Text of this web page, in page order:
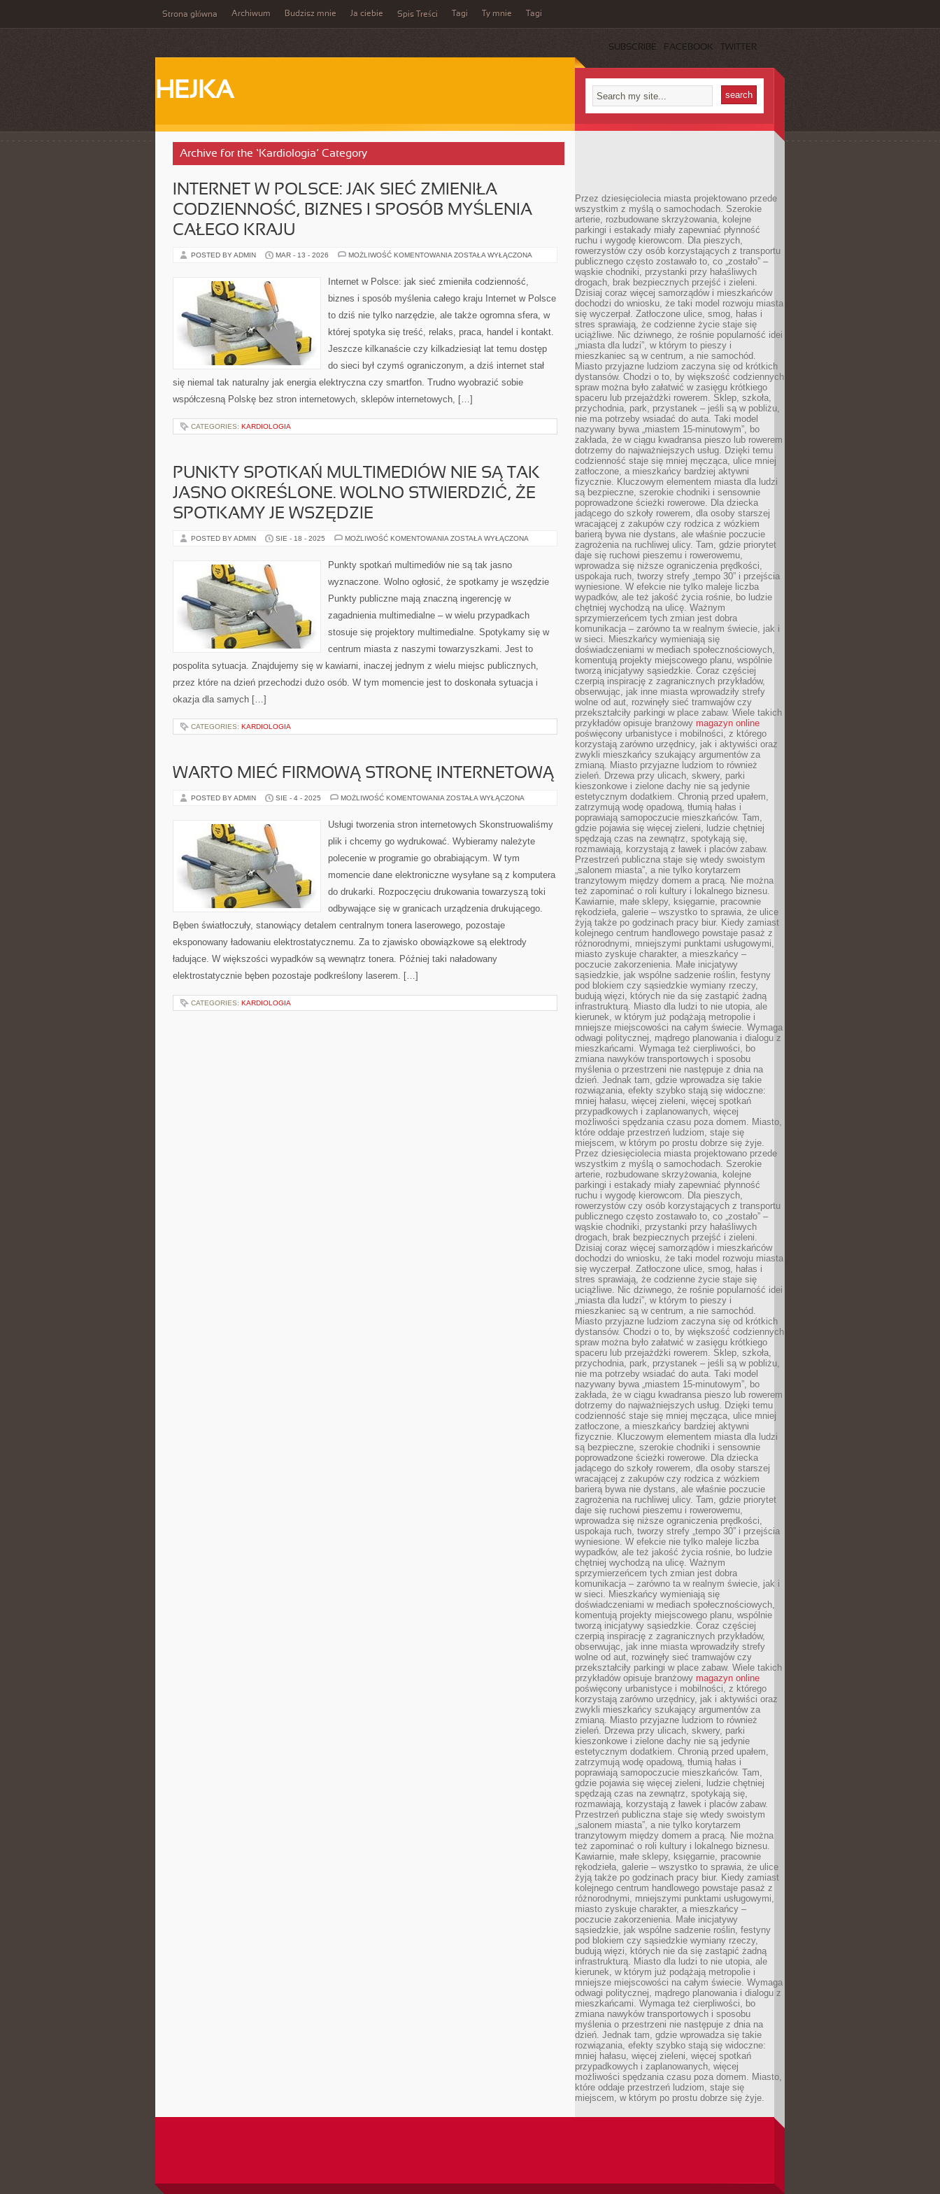
Strona główna Archiwum Budzisz mnie Ja ciebie Spis Treści Tagi Ty mnie Tagi
SUBSCRIBE FACEBOOK TWITTER
HEJKA
Archive for the ‘Kardiologia’ Category
INTERNET W POLSCE: JAK SIEĆ ZMIENIŁA
CODZIENNOŚĆ, BIZNES I SPOSÓB MYŚLENIA
CAŁEGO KRAJU
POSTED BY ADMIN MAR - 13 - 2026 MOŻLIWOŚĆ KOMENTOWANIA INTERNET
JAK
SIEĆ
CODZIENNOŚĆ,
I
MYŚLENIA
CAŁEGO
KRAJU
ZOSTAŁA WYŁĄCZONA
Internet w Polsce: jak sieć zmieniła codzienność,
biznes i sposób myślenia całego kraju Internet w Polsce
to dziś nie tylko narzędzie, ale także ogromna sfera, w
której spotyka się treść, relaks, praca, handel i kontakt.
Jeszcze kilkanaście czy kilkadziesiąt lat temu dostęp
do sieci był czymś ograniczonym, a dziś internet stał
się niemal tak naturalny jak energia elektryczna czy smartfon. Trudno wyobrazić sobie
współczesną Polskę bez stron internetowych, sklepów internetowych, […]
CATEGORIES: KARDIOLOGIA
PUNKTY SPOTKAŃ MULTIMEDIÓW NIE SĄ TAK
JASNO OKREŚLONE. WOLNO STWIERDZIĆ, ŻE
SPOTKAMY JE WSZĘDZIE
POSTED BY ADMIN SIE - 18 - 2025 MOŻLIWOŚĆ KOMENTOWANIA PUNKTY
NIE
SĄ
JASNO
WOLNO
ŻE
SPOTKAMY
JE
WSZĘDZIE
ZOSTAŁA WYŁĄCZONA
Punkty spotkań multimediów nie są tak jasno
wyznaczone. Wolno ogłosić, że spotkamy je wszędzie
Punkty publiczne mają znaczną ingerencję w
zagadnienia multimedialne – w wielu przypadkach
stosuje się projektory multimedialne. Spotykamy się w
centrum miasta z naszymi towarzyszkami. Jest to
pospolita sytuacja. Znajdujemy się w kawiarni, inaczej jednym z wielu miejsc publicznych,
przez które na dzień przechodzi dużo osób. W tym momencie jest to doskonała sytuacja i
okazja dla samych […]
CATEGORIES: KARDIOLOGIA
WARTO MIEĆ FIRMOWĄ STRONĘ INTERNETOWĄ
POSTED BY ADMIN SIE - 4 - 2025 MOŻLIWOŚĆ KOMENTOWANIA WARTO
STRONĘ
INTERNETOWĄ
ZOSTAŁA WYŁĄCZONA
Usługi tworzenia stron internetowych Skonstruowaliśmy
plik i chcemy go wydrukować. Wybieramy należyte
polecenie w programie go obrabiającym. W tym
momencie dane elektroniczne wysyłane są z komputera
do drukarki. Rozpoczęciu drukowania towarzyszą toki
odbywające się w granicach urządzenia drukującego.
Bęben światłoczuły, stanowiący detalem centralnym tonera laserowego, pozostaje
eksponowany ładowaniu elektrostatycznemu. Za to zjawisko obowiązkowe są elektrody
ładujące. W większości wypadków są wewnątrz tonera. Później taki naładowany
elektrostatycznie bęben pozostaje podkreślony laserem. […]
CATEGORIES: KARDIOLOGIA
Przez dziesięciolecia miasta projektowano przede
wszystkim z myślą o samochodach. Szerokie
arterie, rozbudowane skrzyżowania, kolejne
parkingi i estakady miały zapewniać płynność
ruchu i wygodę kierowcom. Dla pieszych,
rowerzystów czy osób korzystających z transportu
publicznego często zostawało to, co „zostało” –
wąskie chodniki, przystanki przy hałaśliwych
drogach, brak bezpiecznych przejść i zieleni.
Dzisiaj coraz więcej samorządów i mieszkańców
dochodzi do wniosku, że taki model rozwoju miasta
się wyczerpał. Zatłoczone ulice, smog, hałas i
stres sprawiają, że codzienne życie staje się
uciążliwe. Nic dziwnego, że rośnie popularność idei
„miasta dla ludzi”, w którym to pieszy i
mieszkaniec są w centrum, a nie samochód.
Miasto przyjazne ludziom zaczyna się od krótkich
dystansów. Chodzi o to, by większość codziennych
spraw można było załatwić w zasięgu krótkiego
spaceru lub przejażdżki rowerem. Sklep, szkoła,
przychodnia, park, przystanek – jeśli są w pobliżu,
nie ma potrzeby wsiadać do auta. Taki model
nazywany bywa „miastem 15-minutowym”, bo
zakłada, że w ciągu kwadransa pieszo lub rowerem
dotrzemy do najważniejszych usług. Dzięki temu
codzienność staje się mniej męcząca, ulice mniej
zatłoczone, a mieszkańcy bardziej aktywni
fizycznie. Kluczowym elementem miasta dla ludzi
są bezpieczne, szerokie chodniki i sensownie
poprowadzone ścieżki rowerowe. Dla dziecka
jadącego do szkoły rowerem, dla osoby starszej
wracającej z zakupów czy rodzica z wózkiem
barierą bywa nie dystans, ale właśnie poczucie
zagrożenia na ruchliwej ulicy. Tam, gdzie priorytet
daje się ruchowi pieszemu i rowerowemu,
wprowadza się niższe ograniczenia prędkości,
uspokaja ruch, tworzy strefy „tempo 30” i przejścia
wyniesione. W efekcie nie tylko maleje liczba
wypadków, ale też jakość życia rośnie, bo ludzie
chętniej wychodzą na ulicę. Ważnym
sprzymierzeńcem tych zmian jest dobra
komunikacja – zarówno ta w realnym świecie, jak i
w sieci. Mieszkańcy wymieniają się
doświadczeniami w mediach społecznościowych,
komentują projekty miejscowego planu, wspólnie
tworzą inicjatywy sąsiedzkie. Coraz częściej
czerpią inspirację z zagranicznych przykładów,
obserwując, jak inne miasta wprowadziły strefy
wolne od aut, rozwinęły sieć tramwajów czy
przekształciły parkingi w place zabaw. Wiele takich
przykładów opisuje branżowy magazyn online
poświęcony urbanistyce i mobilności, z którego
korzystają zarówno urzędnicy, jak i aktywiści oraz
zwykli mieszkańcy szukający argumentów za
zmianą. Miasto przyjazne ludziom to również
zieleń. Drzewa przy ulicach, skwery, parki
kieszonkowe i zielone dachy nie są jedynie
estetycznym dodatkiem. Chronią przed upałem,
zatrzymują wodę opadową, tłumią hałas i
poprawiają samopoczucie mieszkańców. Tam,
gdzie pojawia się więcej zieleni, ludzie chętniej
spędzają czas na zewnątrz, spotykają się,
rozmawiają, korzystają z ławek i placów zabaw.
Przestrzeń publiczna staje się wtedy swoistym
„salonem miasta”, a nie tylko korytarzem
tranzytowym między domem a pracą. Nie można
też zapominać o roli kultury i lokalnego biznesu.
Kawiarnie, małe sklepy, księgarnie, pracownie
rękodzieła, galerie – wszystko to sprawia, że ulice
żyją także po godzinach pracy biur. Kiedy zamiast
kolejnego centrum handlowego powstaje pasaż z
różnorodnymi, mniejszymi punktami usługowymi,
miasto zyskuje charakter, a mieszkańcy –
poczucie zakorzenienia. Małe inicjatywy
sąsiedzkie, jak wspólne sadzenie roślin, festyny
pod blokiem czy sąsiedzkie wymiany rzeczy,
budują więzi, których nie da się zastąpić żadną
infrastrukturą. Miasto dla ludzi to nie utopia, ale
kierunek, w którym już podążają metropolie i
mniejsze miejscowości na całym świecie. Wymaga
odwagi politycznej, mądrego planowania i dialogu z
mieszkańcami. Wymaga też cierpliwości, bo
zmiana nawyków transportowych i sposobu
myślenia o przestrzeni nie następuje z dnia na
dzień. Jednak tam, gdzie wprowadza się takie
rozwiązania, efekty szybko stają się widoczne:
mniej hałasu, więcej zieleni, więcej spotkań
przypadkowych i zaplanowanych, więcej
możliwości spędzania czasu poza domem. Miasto,
które oddaje przestrzeń ludziom, staje się
miejscem, w którym po prostu dobrze się żyje.
Przez dziesięciolecia miasta projektowano przede
wszystkim z myślą o samochodach. Szerokie
arterie, rozbudowane skrzyżowania, kolejne
parkingi i estakady miały zapewniać płynność
ruchu i wygodę kierowcom. Dla pieszych,
rowerzystów czy osób korzystających z transportu
publicznego często zostawało to, co „zostało” –
wąskie chodniki, przystanki przy hałaśliwych
drogach, brak bezpiecznych przejść i zieleni.
Dzisiaj coraz więcej samorządów i mieszkańców
dochodzi do wniosku, że taki model rozwoju miasta
się wyczerpał. Zatłoczone ulice, smog, hałas i
stres sprawiają, że codzienne życie staje się
uciążliwe. Nic dziwnego, że rośnie popularność idei
„miasta dla ludzi”, w którym to pieszy i
mieszkaniec są w centrum, a nie samochód.
Miasto przyjazne ludziom zaczyna się od krótkich
dystansów. Chodzi o to, by większość codziennych
spraw można było załatwić w zasięgu krótkiego
spaceru lub przejażdżki rowerem. Sklep, szkoła,
przychodnia, park, przystanek – jeśli są w pobliżu,
nie ma potrzeby wsiadać do auta. Taki model
nazywany bywa „miastem 15-minutowym”, bo
zakłada, że w ciągu kwadransa pieszo lub rowerem
dotrzemy do najważniejszych usług. Dzięki temu
codzienność staje się mniej męcząca, ulice mniej
zatłoczone, a mieszkańcy bardziej aktywni
fizycznie. Kluczowym elementem miasta dla ludzi
są bezpieczne, szerokie chodniki i sensownie
poprowadzone ścieżki rowerowe. Dla dziecka
jadącego do szkoły rowerem, dla osoby starszej
wracającej z zakupów czy rodzica z wózkiem
barierą bywa nie dystans, ale właśnie poczucie
zagrożenia na ruchliwej ulicy. Tam, gdzie priorytet
daje się ruchowi pieszemu i rowerowemu,
wprowadza się niższe ograniczenia prędkości,
uspokaja ruch, tworzy strefy „tempo 30” i przejścia
wyniesione. W efekcie nie tylko maleje liczba
wypadków, ale też jakość życia rośnie, bo ludzie
chętniej wychodzą na ulicę. Ważnym
sprzymierzeńcem tych zmian jest dobra
komunikacja – zarówno ta w realnym świecie, jak i
w sieci. Mieszkańcy wymieniają się
doświadczeniami w mediach społecznościowych,
komentują projekty miejscowego planu, wspólnie
tworzą inicjatywy sąsiedzkie. Coraz częściej
czerpią inspirację z zagranicznych przykładów,
obserwując, jak inne miasta wprowadziły strefy
wolne od aut, rozwinęły sieć tramwajów czy
przekształciły parkingi w place zabaw. Wiele takich
przykładów opisuje branżowy magazyn online
poświęcony urbanistyce i mobilności, z którego
korzystają zarówno urzędnicy, jak i aktywiści oraz
zwykli mieszkańcy szukający argumentów za
zmianą. Miasto przyjazne ludziom to również
zieleń. Drzewa przy ulicach, skwery, parki
kieszonkowe i zielone dachy nie są jedynie
estetycznym dodatkiem. Chronią przed upałem,
zatrzymują wodę opadową, tłumią hałas i
poprawiają samopoczucie mieszkańców. Tam,
gdzie pojawia się więcej zieleni, ludzie chętniej
spędzają czas na zewnątrz, spotykają się,
rozmawiają, korzystają z ławek i placów zabaw.
Przestrzeń publiczna staje się wtedy swoistym
„salonem miasta”, a nie tylko korytarzem
tranzytowym między domem a pracą. Nie można
też zapominać o roli kultury i lokalnego biznesu.
Kawiarnie, małe sklepy, księgarnie, pracownie
rękodzieła, galerie – wszystko to sprawia, że ulice
żyją także po godzinach pracy biur. Kiedy zamiast
kolejnego centrum handlowego powstaje pasaż z
różnorodnymi, mniejszymi punktami usługowymi,
miasto zyskuje charakter, a mieszkańcy –
poczucie zakorzenienia. Małe inicjatywy
sąsiedzkie, jak wspólne sadzenie roślin, festyny
pod blokiem czy sąsiedzkie wymiany rzeczy,
budują więzi, których nie da się zastąpić żadną
infrastrukturą. Miasto dla ludzi to nie utopia, ale
kierunek, w którym już podążają metropolie i
mniejsze miejscowości na całym świecie. Wymaga
odwagi politycznej, mądrego planowania i dialogu z
mieszkańcami. Wymaga też cierpliwości, bo
zmiana nawyków transportowych i sposobu
myślenia o przestrzeni nie następuje z dnia na
dzień. Jednak tam, gdzie wprowadza się takie
rozwiązania, efekty szybko stają się widoczne:
mniej hałasu, więcej zieleni, więcej spotkań
przypadkowych i zaplanowanych, więcej
możliwości spędzania czasu poza domem. Miasto,
które oddaje przestrzeń ludziom, staje się
miejscem, w którym po prostu dobrze się żyje.